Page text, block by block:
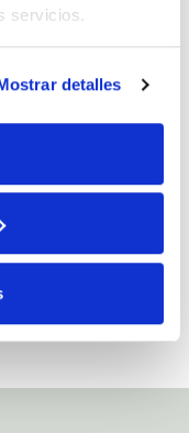
servicios.
detalles
de datos.
proveedor de
los datos, así como
adicional.